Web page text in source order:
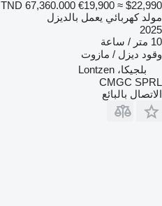
TND 67,360.000 €19,900 ≈ $22,990
مولد كهربائي يعمل بالديزل
2025
10 متر / ساعة
وقود ديزل / مازوت
بلجيكا، Lontzen
CMGC SPRL
الاتصال بالبائع